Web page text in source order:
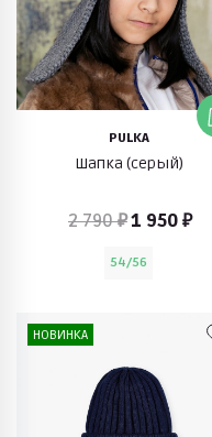
PULKA
Шапка (серый)
2 790 ₽1 950 ₽
54/56
НОВИНКА